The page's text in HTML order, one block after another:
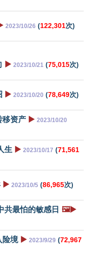
2023/10/26 (122,301次)
▶️ 2023/10/21 (75,015次)
▶️ 2023/10/20 (78,649次)
移资产 ▶️ 2023/10/20
生 ▶️ 2023/10/17 (71,561
▶️ 2023/10/5 (86,965次)
共最怕的敏感日 🖼️▶️
险境 ▶️ 2023/9/29 (72,967